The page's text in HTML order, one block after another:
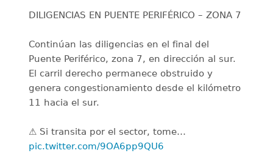
DILIGENCIAS EN PUENTE PERIFÉRICO – ZONA 7
Continúan las diligencias en el final del
Puente Periférico, zona 7, en dirección al sur.
El carril derecho permanece obstruido y
genera congestionamiento desde el kilómetro
11 hacia el sur.
⚠️ Si transita por el sector, tome…
pic.twitter.com/9OA6pp9QU6